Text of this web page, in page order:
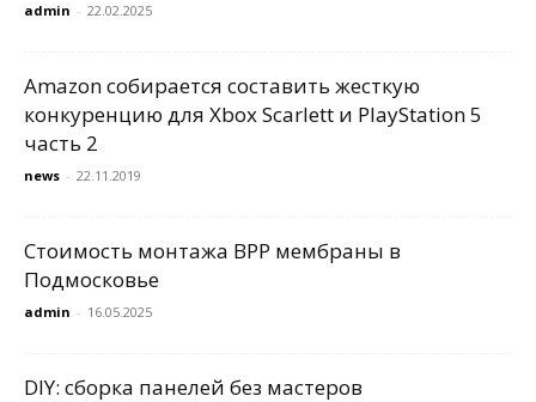
admin - 22.02.2025
Amazon собирается составить жесткую
конкуренцию для Xbox Scarlett и PlayStation 5
часть 2
news - 22.11.2019
Стоимость монтажа BPP мембраны в
Подмосковье
admin - 16.05.2025
DIY: сборка панелей без мастеров